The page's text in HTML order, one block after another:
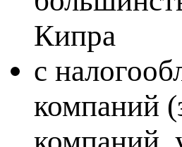
Кипра
с
компаний